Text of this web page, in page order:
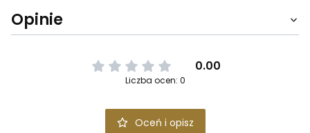
Opinie
0.00
Liczba ocen: 0
Oceń i opisz